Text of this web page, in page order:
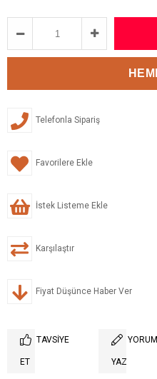
Telefonla Sipariş
Favorilere Ekle
İstek Listeme Ekle
Karşılaştır
Fiyat Düşünce Haber Ver
TAVSIYE
ET
YORUM
YAZ